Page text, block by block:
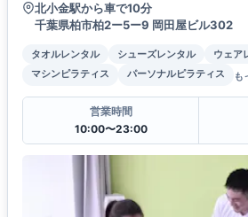
北小金駅から車で10分
千葉県柏市柏2ー5ー9 岡田屋ビル302
タオルレンタル シューズレンタル
ウェア
マシンピラティス
パーソナルピラティス も
営業時間
10:00〜23:00